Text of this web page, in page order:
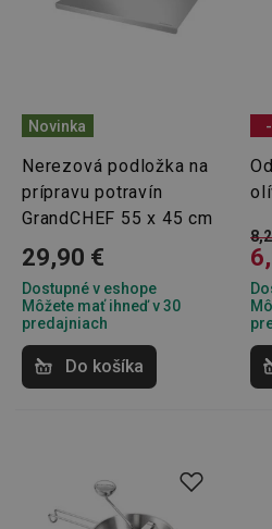
Novinka
Nerezová podložka na
prípravu potravín
GrandCHEF 55 x 45 cm
29,90 €
Dostupné v eshope
Môžete mať ihneď v 30
predajniach
Do košíka